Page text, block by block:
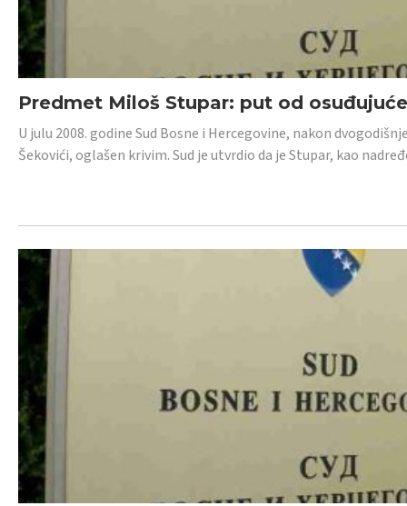
Predmet Miloš Stupar: put od
U julu 2008. godine Sud Bosne i Hercegovine, nakon
Šekovići, oglašen krivim. Sud je utvrdio da je Stupar, kao